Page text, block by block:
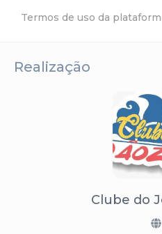
Termos de uso da
Realização
Clube do